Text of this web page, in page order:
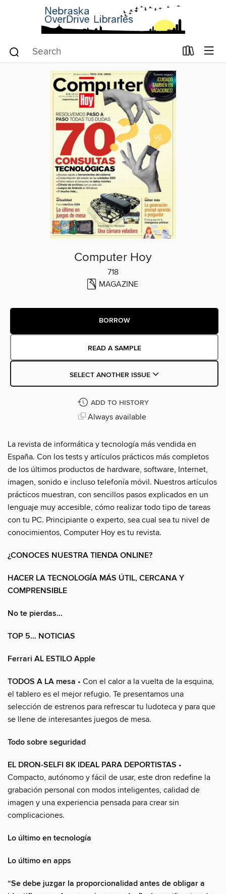
Computer Hoy
718
MAGAZINE
BORROW
READ A SAMPLE
SELECT ANOTHER ISSUE
ADD TO HISTORY
Always available
La revista de informática y tecnología más vendida en
España. Con los tests y artículos prácticos más completos
de los últimos productos de hardware, software, Internet,
imagen, sonido e incluso telefonía móvil. Nuestros artículos
prácticos muestran, con sencillos pasos explicados en un
lenguaje muy accesible, cómo realizar todo tipo de tareas
con tu PC. Principiante o experto, sea cual sea tu nivel de
conocimientos, Computer Hoy es tu revista.
¿CONOCES NUESTRA TIENDA ONLINE?
HACER LA TECNOLOGÍA MÁS ÚTIL, CERCANA Y
COMPRENSIBLE
No te pierdas…
TOP 5… NOTICIAS
Ferrari AL ESTILO Apple
TODOS A LA mesa • Con el calor a la vuelta de la esquina,
el tablero es el mejor refugio. Te presentamos una
selección de estrenos para refrescar tu ludoteca y para que
se llene de interesantes juegos de mesa.
Todo sobre seguridad
EL DRON-SELFI 8K IDEAL PARA DEPORTISTAS •
Compacto, autónomo y fácil de usar, este dron redefine la
grabación personal con modos inteligentes, calidad de
imagen y una experiencia pensada para crear sin
complicaciones.
Lo último en tecnología
Lo último en apps
“Se debe juzgar la proporcionalidad antes de obligar a